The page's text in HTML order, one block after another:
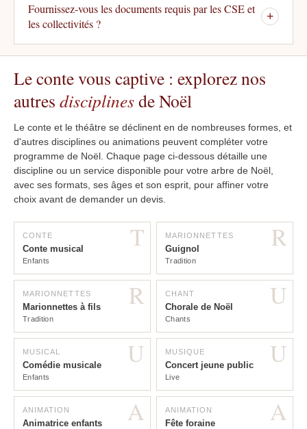
Fournissez-vous les documents requis par les CSE et
les collectivités ?
+
Le conte vous captive : explorez nos
autres disciplinesde Noël
Le conte et le théâtre se déclinent en de nombreuses formes, et
d'autres disciplines ou animations peuvent compléter votre
programme de Noël. Chaque page ci-dessous détaille une
discipline ou un service disponible pour votre arbre de Noël,
avec ses formats, ses âges et son esprit, pour affiner votre
choix avant de demander un devis.
T
CONTE
Conte musical
Enfants
R
MARIONNETTES
Guignol
Tradition
R
MARIONNETTES
Marionnettes à fils
Tradition
U
CHANT
Chorale de Noël
Chants
U
MUSICAL
Comédie musicale
Enfants
U
MUSIQUE
Concert jeune public
Live
A
ANIMATION
Animatrice enfants A
ANIMATION
Fête foraine